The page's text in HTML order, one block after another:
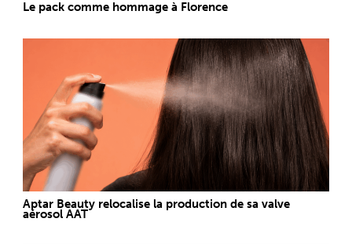
Le pack comme hommage à Florence
Aptar Beauty relocalise la production de sa valve
aérosol AAT